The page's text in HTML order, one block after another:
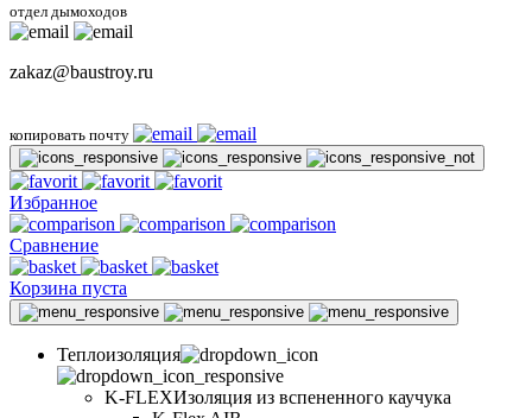
отдел дымоходов
zakaz@baustroy.ru
копировать почту
Избранное
Сравнение
Корзина пуста
Теплоизоляция
K-FLEXИзоляция из вспененного каучука